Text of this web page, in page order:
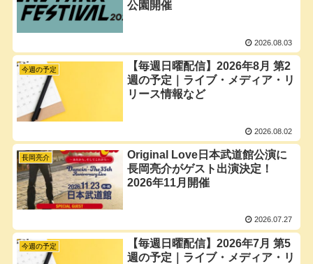
公園開催
2026.08.03
今週の予定
【毎週日曜配信】2026年8月 第2
週の予定｜ライブ・メディア・リ
リース情報など
2026.08.02
長岡亮介
Original Love日本武道館公演に
長岡亮介がゲスト出演決定！
2026年11月開催
2026.07.27
今週の予定
【毎週日曜配信】2026年7月 第5
週の予定｜ライブ・メディア・リ